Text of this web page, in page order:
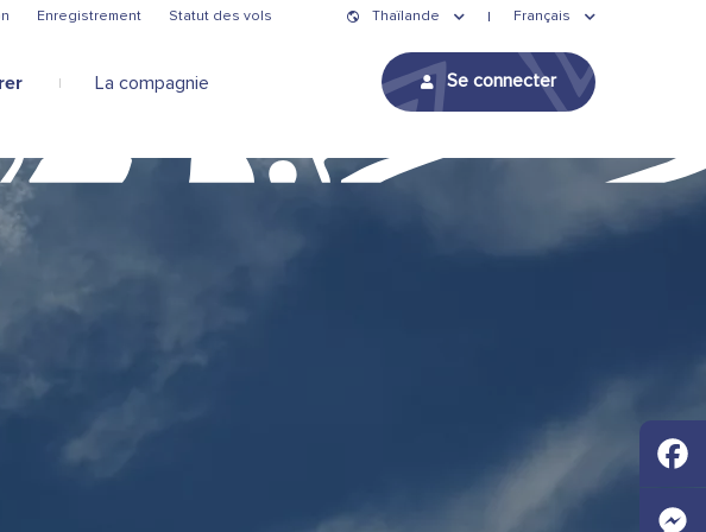
principal
Enregistrement Statut des vols Thaïlande Français
La compagnie Se connecter